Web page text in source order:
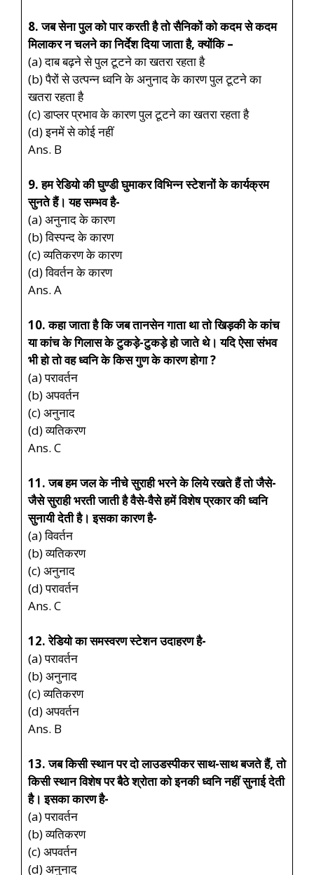
8. जब सेना पुल को पार करती है तो सैनिकों को कदम से कदम
मिलाकर न चलने का निर्देश दिया जाता है, क्योंकि –
(a) दाब बढ़ने से पुल टूटने का खतरा रहता है
(b) पैरों से उत्पन्न ध्वनि के अनुनाद के कारण पुल टूटने का
खतरा रहता है
(c) डाप्लर प्रभाव के कारण पुल टूटने का खतरा रहता है
(d) इनमें से कोई नहीं
Ans. B
9. हम रेडियो की घुण्डी घुमाकर विभिन्न स्टेशनों के कार्यक्रम
सुनते हैं। यह सम्भव है-
(a) अनुनाद के कारण
(b) विस्पन्द के कारण
(c) व्यतिकरण के कारण
(d) विवर्तन के कारण
Ans. A
10. कहा जाता है कि जब तानसेन गाता था तो खिड़की के कांच
या कांच के गिलास के टुकड़े-टुकड़े हो जाते थे। यदि ऐसा संभव
भी हो तो वह ध्वनि के किस गुण के कारण होगा ?
(a) परावर्तन
(b) अपवर्तन
(c) अनुनाद
(d) व्यतिकरण
Ans. C
11. जब हम जल के नीचे सुराही भरने के लिये रखते हैं तो जैसे-
जैसे सुराही भरती जाती है वैसे-वैसे हमें विशेष प्रकार की ध्वनि
सुनायी देती है। इसका कारण है-
(a) विवर्तन
(b) व्यतिकरण
(c) अनुनाद
(d) परावर्तन
Ans. C
12. रेडियो का समस्वरण स्टेशन उदाहरण है-
(a) परावर्तन
(b) अनुनाद
(c) व्यतिकरण
(d) अपवर्तन
Ans. B
13. जब किसी स्थान पर दो लाउडस्पीकर साथ-साथ बजते हैं, तो
किसी स्थान विशेष पर बैठे श्रोता को इनकी ध्वनि नहीं सुनाई देती
है। इसका कारण है-
(a) परावर्तन
(b) व्यतिकरण
(c) अपवर्तन
(d) अनुनाद